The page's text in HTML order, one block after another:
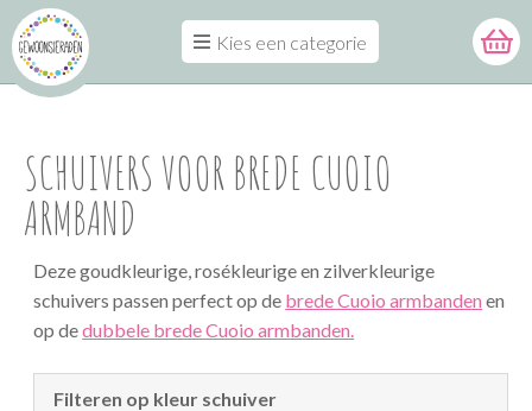
Kies een categorie
SCHUIVERS VOOR BREDE CUOIO
ARMBAND
Deze goudkleurige, rosékleurige en zilverkleurige
schuivers passen perfect op de brede Cuoio armbanden en
op dedubbele brede Cuoio armbanden.
Filteren op kleur schuiver